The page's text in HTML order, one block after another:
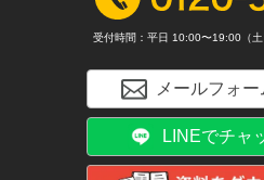
受付時間：平日 10:00〜19:00（土
メールフォ
LINEでチャ